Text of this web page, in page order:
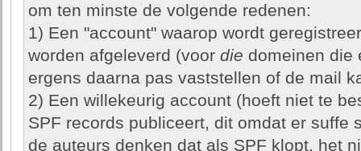
om ten minste de volgende redenen:
1) Een "account" waarop wordt
worden afgeleverd (voor die domeinen die
ergens daarna pas vaststellen of de mail
2) Een willekeurig account (hoeft niet te
SPF records publiceert, dit omdat er suffe
de auteurs denken dat als SPF klopt, het